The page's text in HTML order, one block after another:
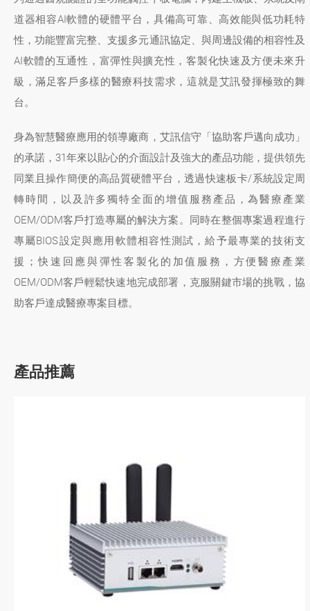
道器相容AI軟體的硬體平台，具備高可靠、高效能與低功耗特
性，功能豐富完整、支援多元通訊協定、與周邊設備的相容性及
AI軟體的互通性，富彈性與擴充性，客製化快速及方便未來升
級，滿足客戶多樣的醫療科技需求，這就是艾訊發揮極致的舞
台。
身為智慧醫療應用的領導廠商，艾訊信守「協助客戶邁向成功」
的承諾，31年來以貼心的介面設計及強大的產品功能，提供領先
同業且操作簡便的高品質硬體平台，透過快速板卡/系統設定周
轉時間，以及許多獨特全面的增值服務產品，為醫療產業
OEM/ODM客戶打造專屬的解決方案。同時在整個專案過程進行
專屬BIOS設定與應用軟體相容性測試，給予最專業的技術支
援；快速回應與彈性客製化的加值服務，方便醫療產業
OEM/ODM客戶輕鬆快速地完成部署，克服關鍵市場的挑戰，協
助客戶達成醫療專案目標。
產品推薦